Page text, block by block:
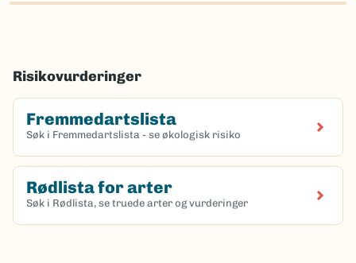
Risikovurderinger
Fremmedartslista
Søk i Fremmedartslista - se økologisk risiko
Rødlista for arter
Søk i Rødlista, se truede arter og vurderinger